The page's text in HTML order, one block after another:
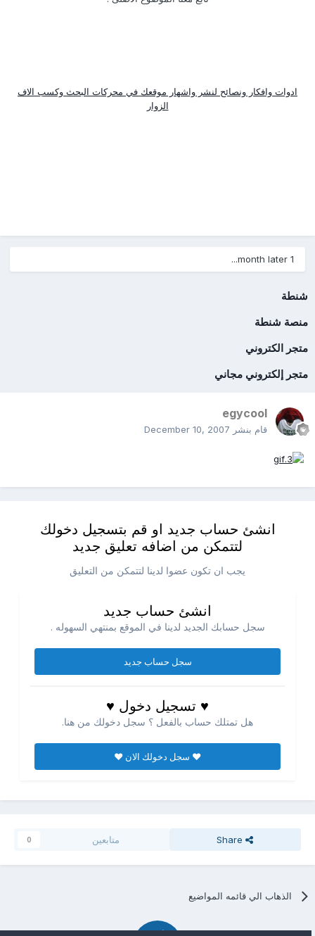
ادوات وافكار ونصائح لنشر واشهار موقعك في محركات البحث وكسب الاف
الزوار
شنطة
منصة شنطة
متجر الكتروني
متجر إلكتروني مجاني
egycool
قام بنشر December 10, 2007
انشئ حساب جديد او قم بتسجيل دخولك
لتتمكن من اضافه تعليق جديد
يجب ان تكون عضوا لدينا لتتمكن من التعليق
انشئ حساب جديد
سجل حسابك الجديد لدينا في الموقع بمنتهي السهوله .
سجل حساب جديد
♥ تسجيل دخول ♥
هل تمتلك حساب بالفعل ؟ سجل دخولك من هنا.
♥ سجل دخولك الان ♥
Share متابعين 0
الذهاب الي قائمه المواضيع